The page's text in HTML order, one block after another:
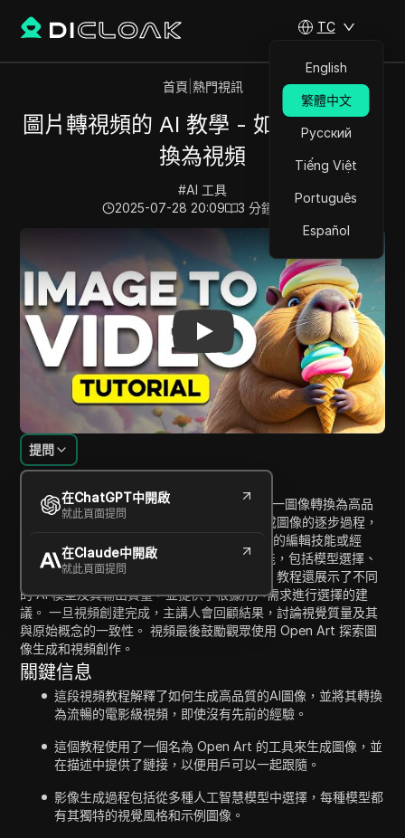
TC
English
繁體中文
Русский
Tiếng Việt
Português
Español
首頁 熱門視訊
圖片轉視頻的 AI 教學 - 如何將圖片轉
換為視頻
#AI 工具
2025-07-28 20:09
3 分鐘 閱讀
圖片轉視頻的 AI 教學 - 如何將圖片轉換為視頻
內容介紹
提問
在ChatGPT中開啟
就此頁面提問
在Claude中開啟
就此頁面提問
這段視頻教程演示了如何使用 Open Art 將單一圖像轉換為高品
質的 AI 生成視頻。 主講人解釋了使用 AI 生成圖像的逐步過程，
然後將其轉換為流暢的電影視頻，而無需先前的編輯技能或經
驗。 視頻突出了 Open Art 的關鍵工具和功能，包括模型選擇、
生成選項以及為了獲得最佳效果而改進提示。 教程還展示了不同
的 AI 模型及其輸出質量，並提供了根據用戶需求進行選擇的建
議。 一旦視頻創建完成，主講人會回顧結果，討論視覺質量及其
與原始概念的一致性。 視頻最後鼓勵觀眾使用 Open Art 探索圖
像生成和視頻創作。
關鍵信息
這段視頻教程解釋了如何生成高品質的AI圖像，並將其轉換
為流暢的電影級視頻，即使沒有先前的經驗。
這個教程使用了一個名為 Open Art 的工具來生成圖像，並
在描述中提供了鏈接，以便用戶可以一起跟隨。
影像生成過程包括從多種人工智慧模型中選擇，每種模型都
有其獨特的視覺風格和示例圖像。